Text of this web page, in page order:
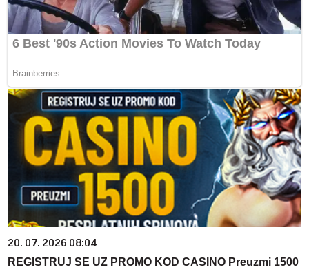
20. 07. 2026 08:04
REGISTRUJ SE UZ PROMO KOD CASINO Preuzmi 1500